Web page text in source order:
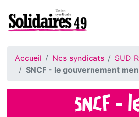
Accueil Nos syndicats
SUD
SNCF - le gouvernement
SNCF -